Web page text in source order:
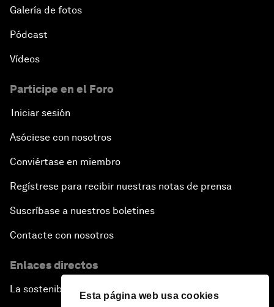
Esta página web usa cookies
Galería de fotos
Pódcast
Vídeos
Participe en el Foro
Iniciar sesión
Asóciese con nosotros
Conviértase en miembro
Regístrese para recibir nuestras notas de prensa
Suscríbase a nuestros boletines
Contacte con nosotros
Enlaces directos
La sostenibilidad en el Foro